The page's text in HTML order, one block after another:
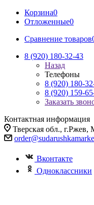
Корзина0
Отложенные0
Сравнение товаров
8 (920) 180-32-43
Назад
Телефоны
8 (920) 180-
8 (920) 159-
Заказать
Контактная информация
Тверская обл., г.Ржев,
Вконтакте
Одноклассники